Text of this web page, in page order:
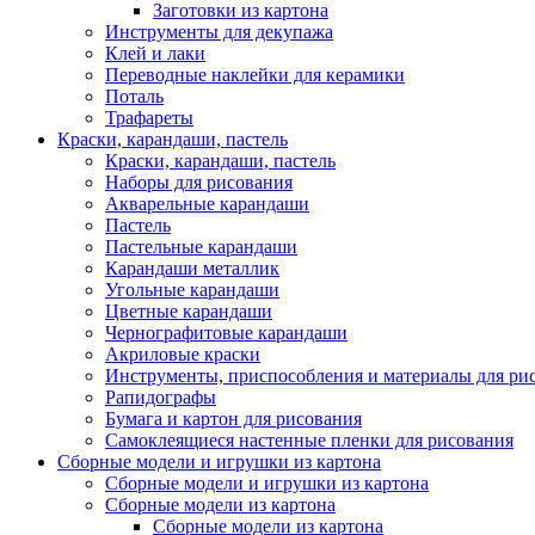
Заготовки из картона
Инструменты для декупажа
Клей и лаки
Переводные наклейки для керамики
Поталь
Трафареты
Краски, карандаши, пастель
Краски, карандаши, пастель
Наборы для рисования
Акварельные карандаши
Пастель
Пастельные карандаши
Карандаши металлик
Угольные карандаши
Цветные карандаши
Чернографитовые карандаши
Акриловые краски
Инструменты, приспособления и материалы для
Рапидографы
Бумага и картон для рисования
Самоклеящиеся настенные пленки для рисования
Сборные модели и игрушки из картона
Сборные модели и игрушки из картона
Сборные модели из картона
Сборные модели из картона